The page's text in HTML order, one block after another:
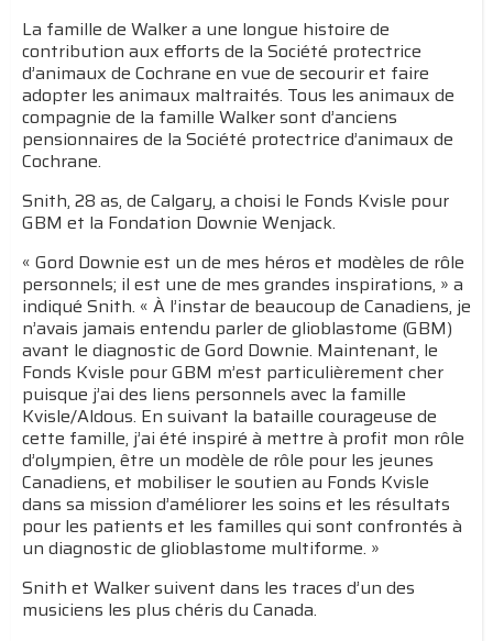
La famille de Walker a une longue histoire de
contribution aux efforts de la Société protectrice
d’animaux de Cochrane en vue de secourir et faire
adopter les animaux maltraités. Tous les animaux de
compagnie de la famille Walker sont d’anciens
pensionnaires de la Société protectrice d’animaux de
Cochrane.
Snith, 28 as, de Calgary, a choisi le Fonds Kvisle pour
GBM et la Fondation Downie Wenjack.
« Gord Downie est un de mes héros et modèles de rôle
personnels; il est une de mes grandes inspirations, » a
indiqué Snith. « À l’instar de beaucoup de Canadiens, je
n’avais jamais entendu parler de glioblastome (GBM)
avant le diagnostic de Gord Downie. Maintenant, le
Fonds Kvisle pour GBM m’est particulièrement cher
puisque j’ai des liens personnels avec la famille
Kvisle/Aldous. En suivant la bataille courageuse de
cette famille, j’ai été inspiré à mettre à profit mon rôle
d’olympien, être un modèle de rôle pour les jeunes
Canadiens, et mobiliser le soutien au Fonds Kvisle
dans sa mission d’améliorer les soins et les résultats
pour les patients et les familles qui sont confrontés à
un diagnostic de glioblastome multiforme. »
Snith et Walker suivent dans les traces d’un des
musiciens les plus chéris du Canada.